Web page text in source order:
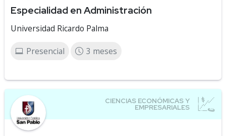
Especialidad en Administración
Universidad Ricardo Palma
Presencial 3 meses